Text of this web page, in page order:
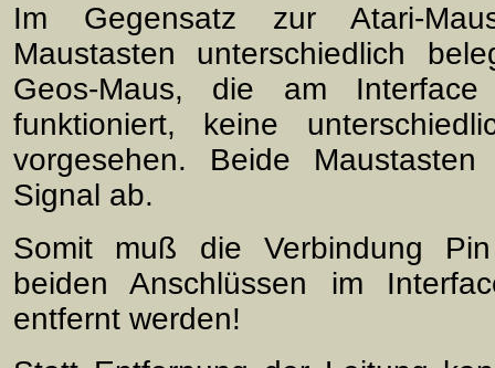
Im Gegensatz zur Atari-
Maustasten unterschiedlich
Geos-Maus, die am Interface
funktioniert, keine
vorgesehen. Beide
Signal ab.
Somit muß die Verbindung
beiden Anschlüssen im
entfernt werden!